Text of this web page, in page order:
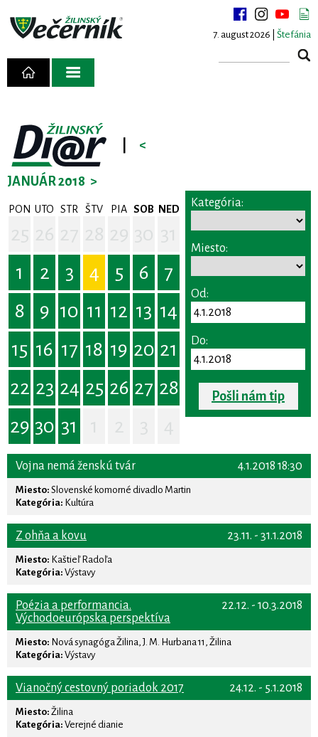
7. august 2026 | Štefánia
<
JANUÁR 2018 >
PON UTO STR ŠTV PIA SOB NED
1
2 3 4 5 6
7
8
9 10 11 12 13 14
15 16 17 18 19 20 21
22 23 24 25 26 27 28
29 30 31
Kategória:
Miesto:
Od:
Do:
Pošli nám tip
4.1.2018 18:30
Vojna nemá ženskú tvár
Miesto: Slovenské komorné divadlo Martin
Kategória: Kultúra
23.11. - 31.1.2018
Z ohňa a kovu
Miesto: Kaštieľ Radoľa
Kategória: Výstavy
22.12. - 10.3.2018
Poézia a performancia.
Východoeurópska perspektíva
Miesto: Nová synagóga Žilina, J. M. Hurbana 11, Žilina
Kategória: Výstavy
24.12. - 5.1.2018
Vianočný cestovný poriadok 2017
Miesto: Žilina
Kategória: Verejné dianie